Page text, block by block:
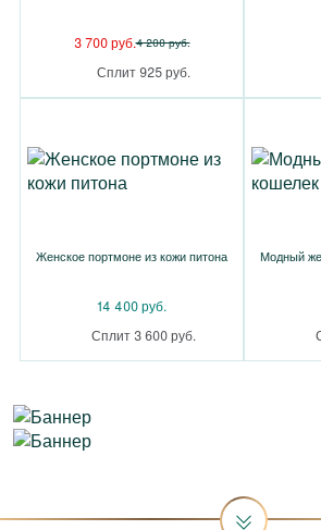
3 700 руб.4 200 руб.
Сплит 925 руб.
Женское портмоне из кожи питона
14 400 руб.
Сплит 3 600 руб.
Модный